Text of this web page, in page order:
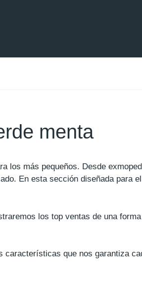
menta
los más pequeños. Desde
En esta sección diseñada para
los top ventas de una
que nos garantiza